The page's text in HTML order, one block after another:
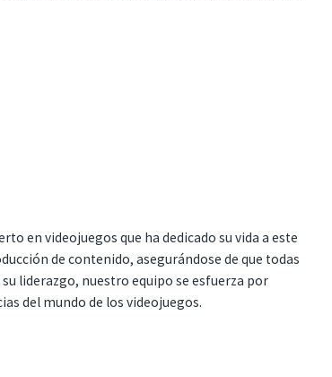
en videojuegos que ha dedicado su vida a este
de contenido, asegurándose de que todas
liderazgo, nuestro equipo se esfuerza por
del mundo de los videojuegos.